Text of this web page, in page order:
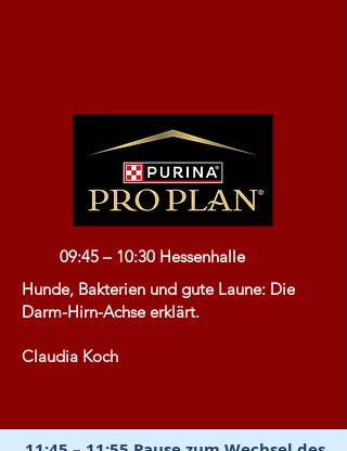
09:45 – 10:30 Hessenhalle
Hunde, Bakterien und gute Laune: Die
Darm-Hirn-Achse erklärt.
Claudia Koch